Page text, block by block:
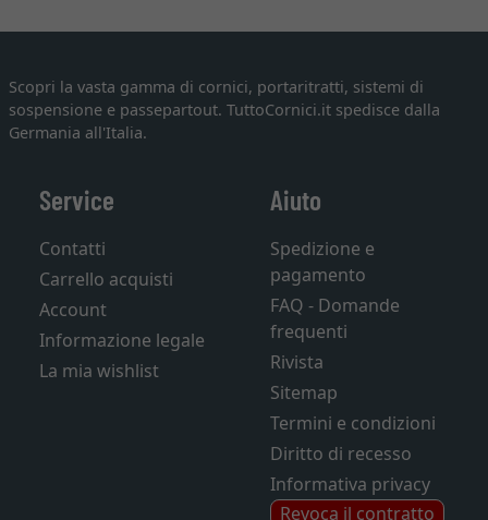
Scopri la vasta gamma di cornici, portaritratti, sistemi di
sospensione e passepartout. TuttoCornici.it spedisce dalla
Germania all'Italia.
Service
Contatti
Carrello acquisti
Account
Informazione legale
La mia wishlist
Aiuto
Spedizione e
pagamento
FAQ - Domande
frequenti
Rivista
Sitemap
Termini e condizioni
Diritto di recesso
Informativa privacy
Revoca il contratto